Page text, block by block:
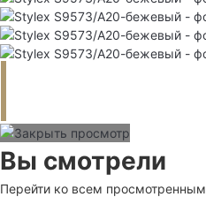
Вы смотрели
Перейти ко всем просмотренным